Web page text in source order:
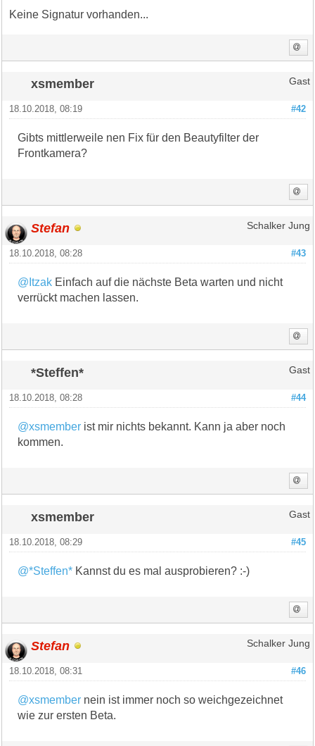
Keine Signatur vorhanden...
xsmember Gast
#42
18.10.2018, 08:19
Gibts mittlerweile nen Fix für den Beautyfilter der
Frontkamera?
Stefan Schalker Jung
#43
18.10.2018, 08:28
@Itzak Einfach auf die nächste Beta warten und nicht
verrückt machen lassen.
*Steffen* Gast
#44
18.10.2018, 08:28
@xsmember ist mir nichts bekannt. Kann ja aber noch
kommen.
xsmember Gast
#45
18.10.2018, 08:29
@*Steffen* Kannst du es mal ausprobieren? :-)
Stefan Schalker Jung
#46
18.10.2018, 08:31
@xsmember nein ist immer noch so weichgezeichnet
wie zur ersten Beta.